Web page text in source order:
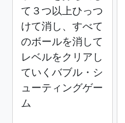
て３つ以上ひっつ
けて消し、すべて
のボールを消して
レベルをクリアし
ていくバブル・シ
ューティングゲー
ム